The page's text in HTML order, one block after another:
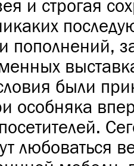
и строгая
пополнений,
были
особняка
любоваться